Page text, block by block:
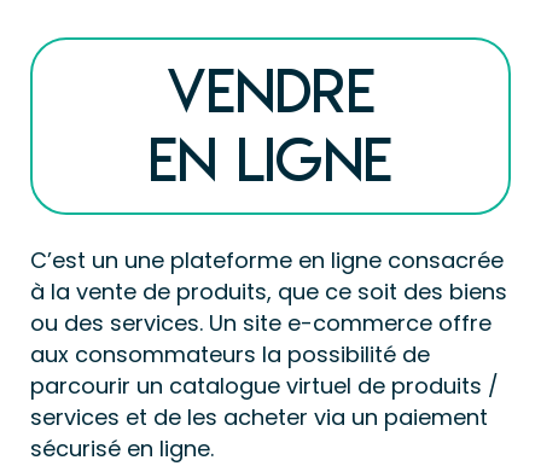
Vendre
en ligne
C’est un une plateforme en ligne consacrée
à la vente de produits, que ce soit des biens
ou des services. Un site e-commerce offre
aux consommateurs la possibilité de
parcourir un catalogue virtuel de produits /
services et de les acheter via un paiement
sécurisé en ligne.